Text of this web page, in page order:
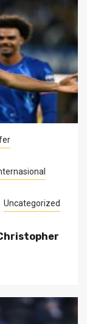
Uncategorized